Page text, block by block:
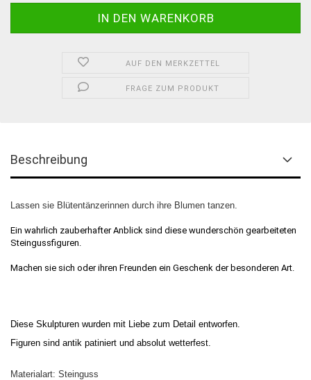
AUF DEN MERKZETTEL
FRAGE ZUM PRODUKT
Beschreibung
Lassen sie Blütentänzerinnen durch ihre Blumen tanzen.
Ein wahrlich zauberhafter Anblick sind diese wunderschön gearbeiteten
Steingussfiguren.
Machen sie sich oder ihren Freunden ein Geschenk der besonderen Art.
Diese Skulpturen wurden mit Liebe zum Detail entworfen.
Figuren sind antik patiniert und absolut wetterfest.
Materialart: Steinguss